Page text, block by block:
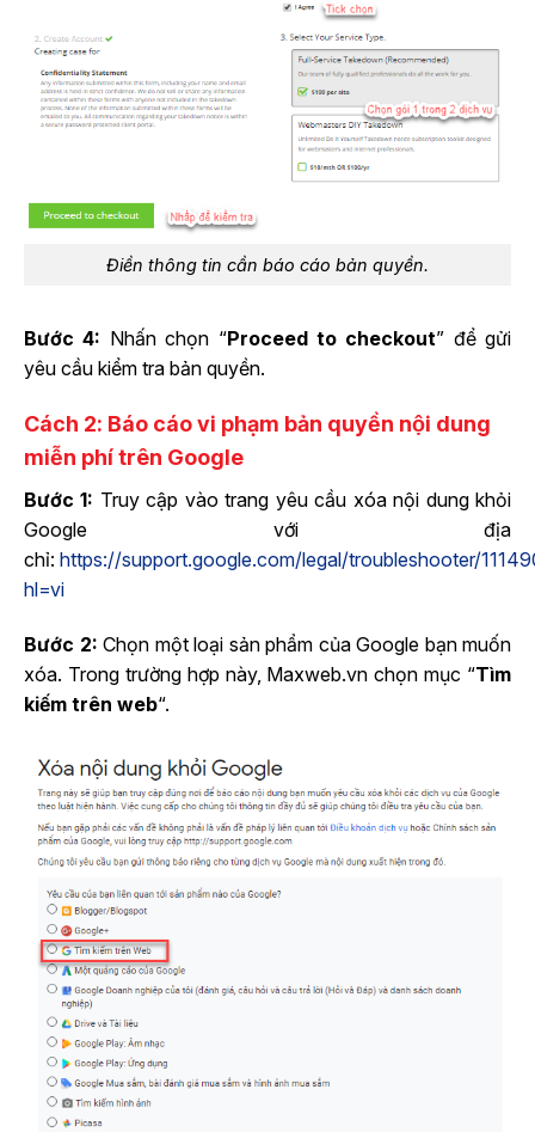
Điền thông tin cần báo cáo bản quyền.
Bước 4: Nhấn chọn “Proceed to checkout” để gửi
yêu cầu kiểm tra bản quyền.
Cách 2: Báo cáo vi phạm bản quyền nội dung
miễn phí trên Google
Bước 1: Truy cập vào trang yêu cầu xóa nội dung khỏi
Google với địa
chỉ: https://support.google.com/legal/troubleshooter/
hl=vi
Bước 2: Chọn một loại sản phẩm của Google bạn muốn
xóa. Trong trường hợp này, Maxweb.vn chọn mục “Tìm
kiếm trên web“.